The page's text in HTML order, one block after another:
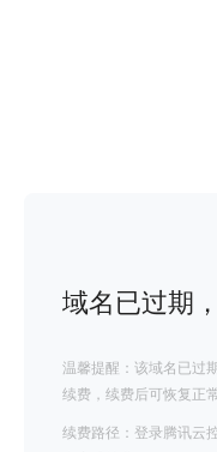
域名已过期
温馨提醒：该域名已过
续费，续费后可恢复正
续费路径：登录腾讯云